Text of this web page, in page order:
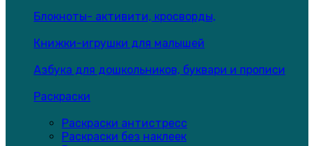
Блокноты- активити, кросворды,
Книжки-игрушки для малышей
Азбука для дошкольников, буквари и прописи
Раскраски
Раскраски антистресс
Раскраски без наклеек